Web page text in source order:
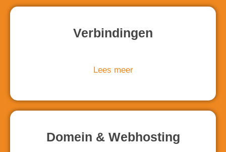
Verbindingen
Lees meer
Domein & Webhosting